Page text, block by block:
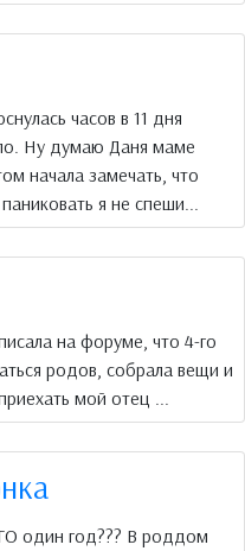
часов в 11 дня
Ну думаю Даня маме
начала замечать, что
я не спеши...
на форуме, что 4-го
родов, собрала вещи и
мой отец ...
один год??? В роддом